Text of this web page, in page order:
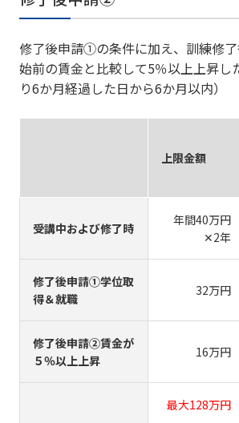
修了後申請①の条件に加え、訓練修
始前の賃金と比較して5％以上上昇し
り6か月経過した日から6か月以内）
上限金額
受講中および修了時
年間40万円
✕2年
修了後申請①学位取
得＆就職
32万円
修了後申請②賃金が
５％以上上昇
16万円
最大128万円